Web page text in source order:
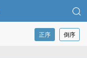
正序 倒序